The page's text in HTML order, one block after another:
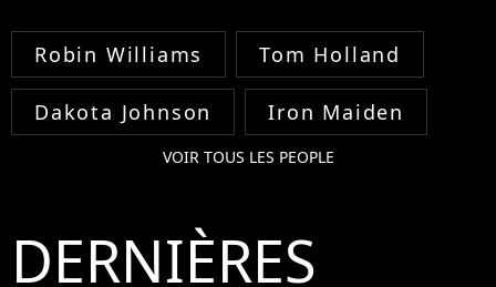
Robin Williams Tom Holland
Dakota Johnson Iron Maiden
VOIR TOUS LES PEOPLE
DERNIÈRES